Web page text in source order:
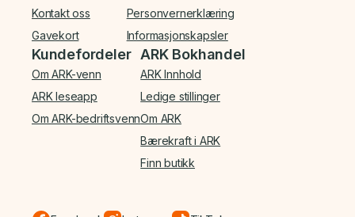
Kontakt oss
Gavekort
Personvernerklæring
Informasjonskapsler
Kundefordeler
Om ARK-venn
ARK leseapp
Om ARK-bedriftsvenn
ARK Bokhandel
ARK Innhold
Ledige stillinger
Om ARK
Bærekraft i ARK
Finn butikk